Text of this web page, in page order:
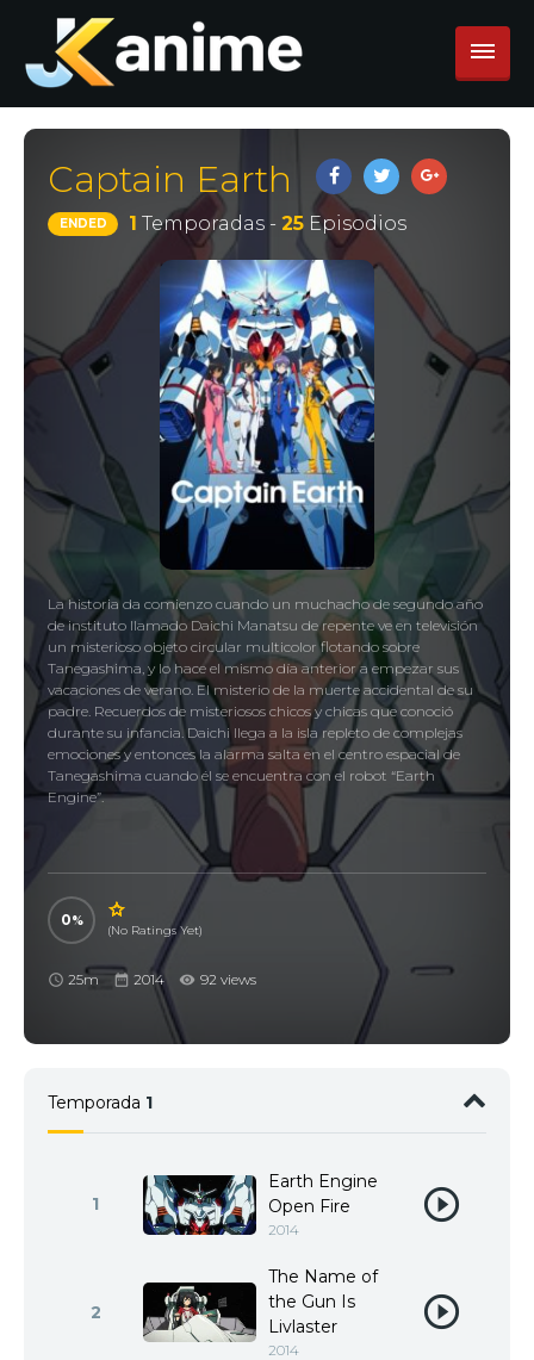
Captain Earth
ENDED 1 Temporadas - 25Episodios
La historia da comienzo cuando un muchacho de segundo año
de instituto llamado Daichi Manatsu de repente ve en televisión
un misterioso objeto circular multicolor flotando sobre
Tanegashima, y lo hace el mismo día anterior a empezar sus
vacaciones de verano. El misterio de la muerte accidental de su
padre. Recuerdos de misteriosos chicos y chicas que conoció
durante su infancia. Daichi llega a la isla repleto de complejas
emociones y entonces la alarma salta en el centro espacial de
Tanegashima cuando él se encuentra con el robot “Earth
Engine”.
0
(No Ratings Yet)
25m 2014 92 views
Temporada 1
1
Earth Engine
Open Fire
2014
2
The Name of
the Gun Is
Livlaster
2014